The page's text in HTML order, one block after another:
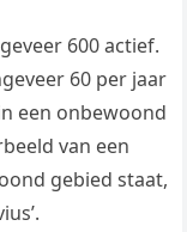
600 actief.
60 per jaar
een onbewoond
van een
gebied staat,